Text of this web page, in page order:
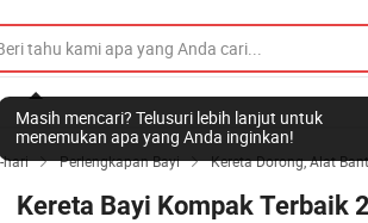
Masih mencari? Telusuri lebih lanjut untuk
menemukan apa yang Anda inginkan!
hari  Perlengkapan Bayi  Kereta Dorong, Alat
Kereta Bayi Kompak Terbaik